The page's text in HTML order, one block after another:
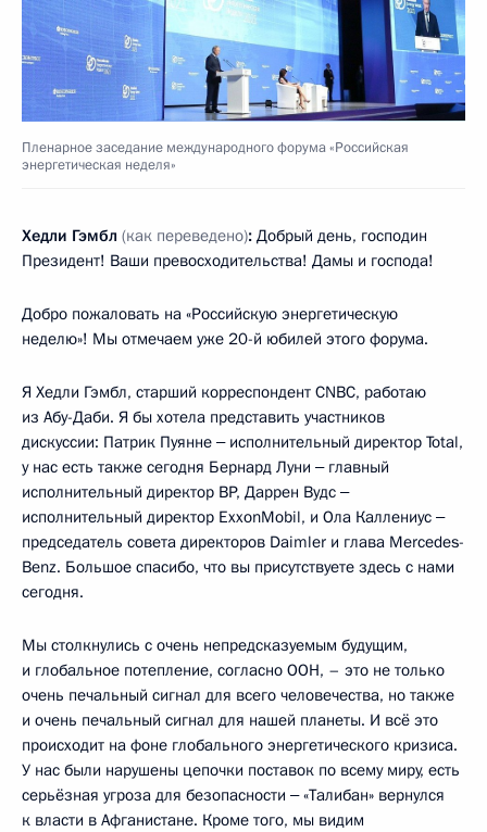
Пленарное заседание международного форума «Российская
энергетическая неделя»
Хедли Гэмбл (как переведено): Добрый день, господин
Президент! Ваши превосходительства! Дамы и господа!
Добро пожаловать на «Российскую энергетическую
неделю»! Мы отмечаем уже 20-й юбилей этого форума.
Я Хедли Гэмбл, старший корреспондент CNBC, работаю
из Абу-Даби. Я бы хотела представить участников
дискуссии: Патрик Пуянне ‒ исполнительный директор Total,
у нас есть также сегодня Бернард Луни ‒ главный
исполнительный директор BP, Даррен Вудс ‒
исполнительный директор ExxonMobil, и Ола Каллениус ‒
председатель совета директоров Daimler и глава Mercedes-
Benz. Большое спасибо, что вы присутствуете здесь с нами
сегодня.
Мы столкнулись с очень непредсказуемым будущим,
и глобальное потепление, согласно ООН, – это не только
очень печальный сигнал для всего человечества, но также
и очень печальный сигнал для нашей планеты. И всё это
происходит на фоне глобального энергетического кризиса.
У нас были нарушены цепочки поставок по всему миру, есть
серьёзная угроза для безопасности ‒ «Талибан» вернулся
к власти в Афганистане. Кроме того, мы видим